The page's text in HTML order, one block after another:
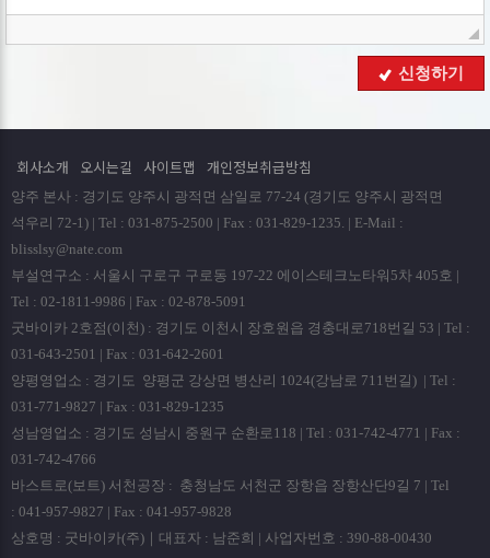
회사는 개인정보 수집 및 이용목적이 달성된 후에는 예외 없이
회사는 원칙적으로 개인정보 수집 및 이용목적이 달성된
ο 파기절차
회원님이 회원가입 등을 위해 입력하신 정보는 회원탈퇴시
곧바로 데이타베이스 완전 삭제됩니다.
ο 파기방법
- 전자적 파일형태로 저장된 개인정보는 기록을 재생할 수
없는 기술적 방법을 사용하여 삭제합니다.
■ 개인정보 제공
회사는 이용자의 개인정보를 원칙적으로 외부에 제공하지
않습니다. 다만, 아래의 경우에는 예외로 합니다.
- 이용자들이 사전에 동의한 경우
- 법령의 규정에 의거하거나, 수사 목적으로 법령에 정해진
절차와 방법에 따라 수사기관의 요구가 있는 경우
신청하기
회사소개 오시는길 사이트맵 개인정보취급방침
양주 본사 : 경기도 양주시 광적면 삼일로 77-24 (경기도 양주시 광적면
석우리 72-1) | Tel : 031-875-2500 | Fax : 031-829-1235. | E-Mail :
blisslsy@nate.com
부설연구소 : 서울시 구로구 구로동 197-22 에이스테크노타워5차 405호 |
Tel : 02-1811-9986 | Fax : 02-878-5091
굿바이카 2호점(이천) : 경기도 이천시 장호원읍 경충대로718번길 53 | Tel :
031-643-2501 | Fax : 031-642-2601
양평영업소 : 경기도 양평군 강상면 병산리 1024(강남로 711번길) | Tel :
031-771-9827 | Fax : 031-829-1235
성남영업소 : 경기도 성남시 중원구 순환로118 | Tel : 031-742-4771 | Fax :
031-742-4766
바스트로(보트) 서천공장 : 충청남도 서천군 장항읍 장항산단9길 7 | Tel
: 041-957-9827 | Fax : 041-957-9828
상호명 : 굿바이카(주)｜대표자 : 남준희 | 사업자번호 : 390-88-00430